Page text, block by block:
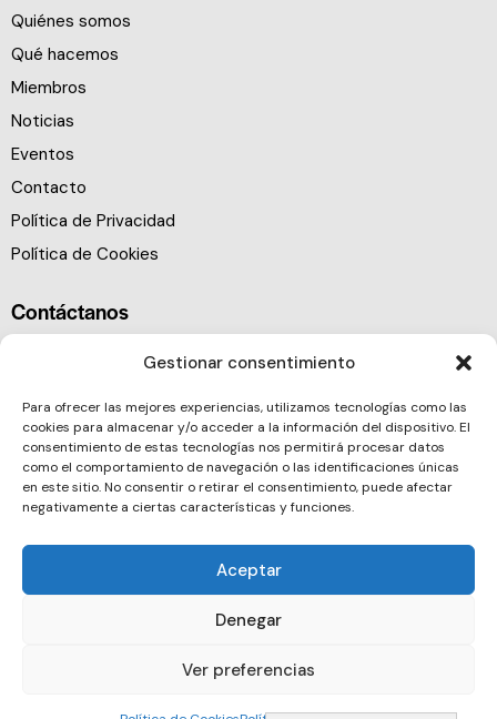
Gestionar consentimiento
Para ofrecer las mejores experiencias, utilizamos tecnologías como las
cookies para almacenar y/o acceder a la información del dispositivo. El
consentimiento de estas tecnologías nos permitirá procesar datos
como el comportamiento de navegación o las identificaciones únicas
en este sitio. No consentir o retirar el consentimiento, puede afectar
negativamente a ciertas características y funciones.
Aceptar
Denegar
Ver preferencias
Quiénes somos
Qué hacemos
Miembros
Noticias
Eventos
Contacto
Política de Privacidad
Política de Cookies
Contáctanos